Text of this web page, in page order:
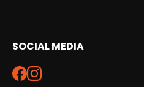
SOCIAL MEDIA